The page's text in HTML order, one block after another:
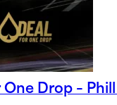
One Drop –